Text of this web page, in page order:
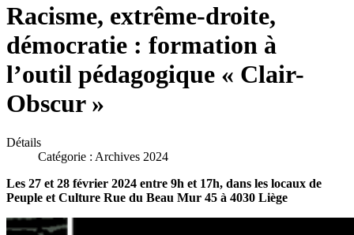
Racisme, extrême-droite,
démocratie : formation à
l’outil pédagogique « Clair-
Obscur »
Détails
Catégorie : Archives 2024
Les 27 et 28 février 2024 entre 9h et 17h, dans les locaux de
Peuple et Culture Rue du Beau Mur 45 à 4030 Liège